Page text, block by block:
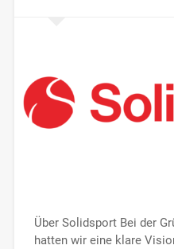
Über Solidsport Bei der
hatten wir eine klare